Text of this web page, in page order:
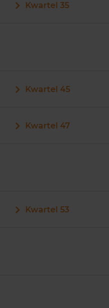
Kwartel 35
Kwartel 45
Kwartel 47
Kwartel 53